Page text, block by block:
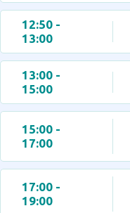
12:50 -
13:00
13:00 -
15:00
15:00 -
17:00
17:00 -
19:00